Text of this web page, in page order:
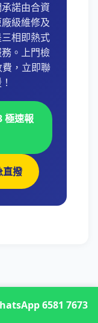
諾由合資
級維修及
相即熱式
。上門檢
，立即聯
極速報
直撥
務？
6581 7673